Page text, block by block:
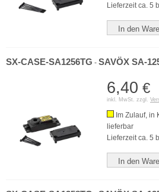
Lieferzeit ca. 5
In den
SX-CASE-SA1256TG - SAVÖX SA-
6,40 €
inkl. MwSt. zzgl.
Im Zulauf, in
lieferbar
Lieferzeit ca. 5
In den